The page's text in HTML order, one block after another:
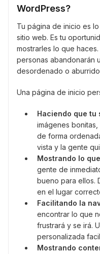
WordPress?
Tu página de inicio es
sitio web. Es tu
mostrarles lo que
personas abandonarán
desordenado o
Una página de inicio
Haciendo que tu
imágenes
de forma
vista y la gente
Mostrando lo
gente de
bueno para ellos.
en el lugar
Facilitando la
encontrar lo que
frustrará y se irá.
personalizada
Mostrando